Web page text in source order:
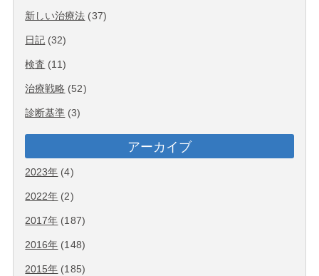
新しい治療法 (37)
日記 (32)
検査 (11)
治療戦略 (52)
診断基準 (3)
アーカイブ
2023年 (4)
2022年 (2)
2017年 (187)
2016年 (148)
2015年 (185)